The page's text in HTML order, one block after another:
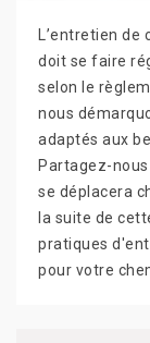
L’entretien
doit se faire
selon le
nous
adaptés aux
Partagez-
se déplacera
la suite de
pratiques
pour votre